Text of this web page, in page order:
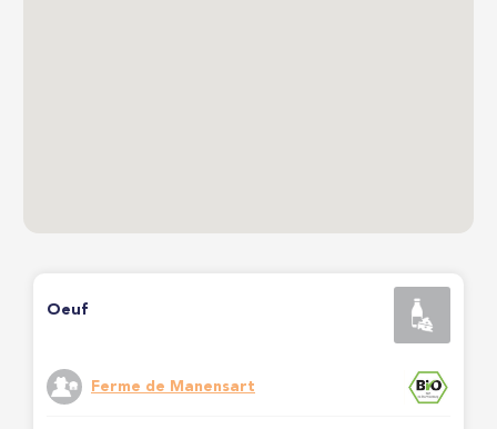
Oeuf
Ferme de Manensart